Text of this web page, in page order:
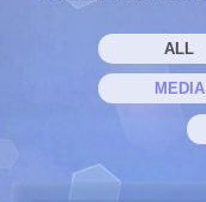
ALL
MEDIA